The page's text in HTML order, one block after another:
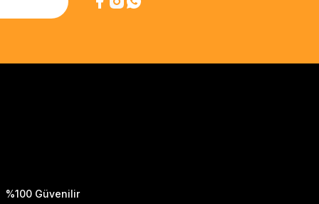
%100 Güvenilir